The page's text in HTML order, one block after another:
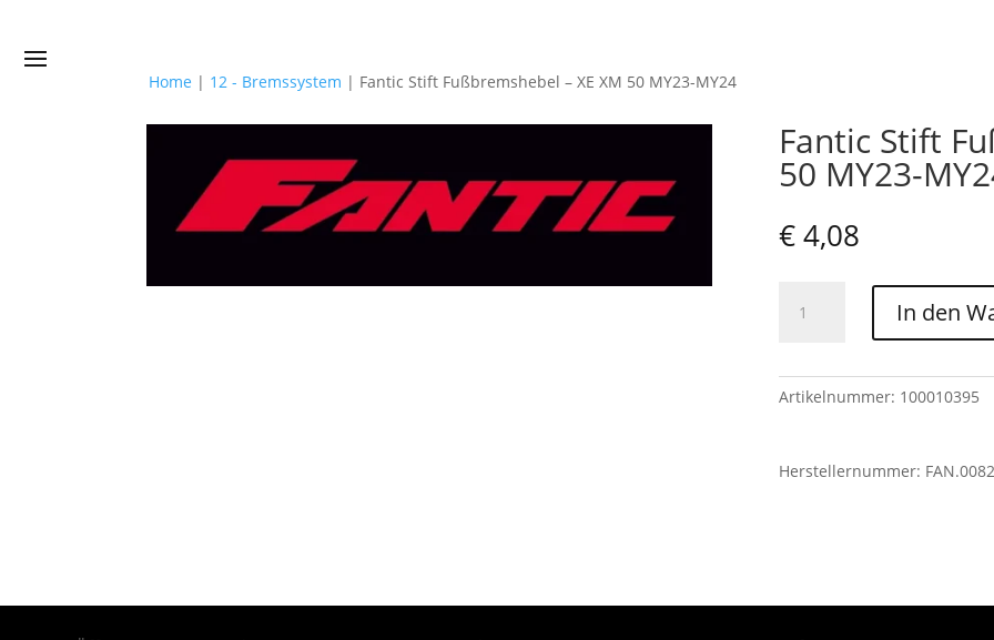
Home | 12 - Bremssystem | Fantic Stift Fußbremshebel – XE XM 50 MY23-MY24
Fantic Stift
50 MY23-
€4,08
Stift
Fußbremshebel
XE
MY23-
In den
Artikelnummer: 100010395
Herstellernummer: